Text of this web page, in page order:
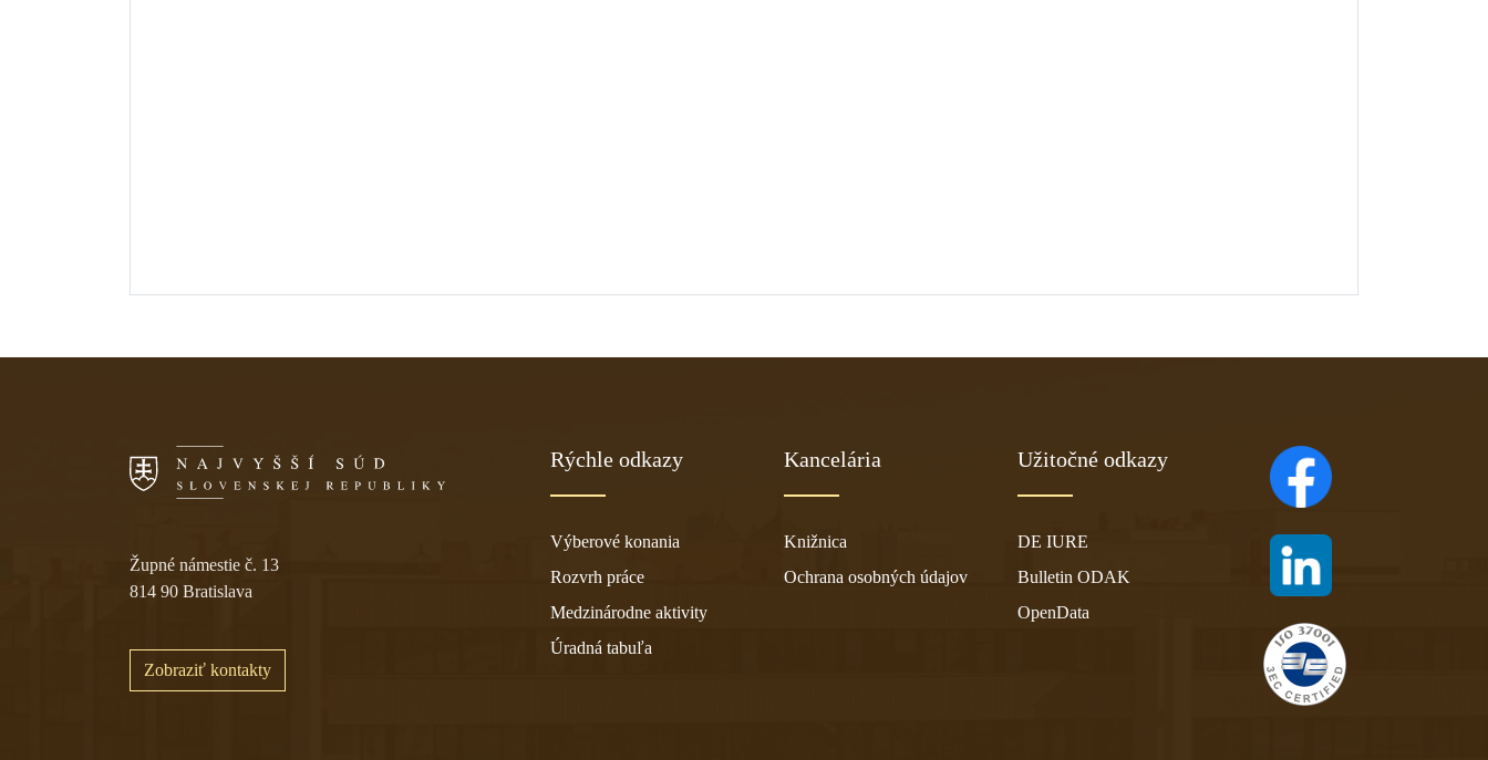
Župné námestie č. 13
814 90 Bratislava
Zobraziť kontakty
Rýchle odkazy
Výberové konania
Rozvrh práce
Medzinárodne aktivity
Úradná tabuľa
Kancelária
Knižnica
Ochrana osobných údajov
Užitočné odkazy
DE IURE
Bulletin ODAK
OpenData
(otvára sa v novom